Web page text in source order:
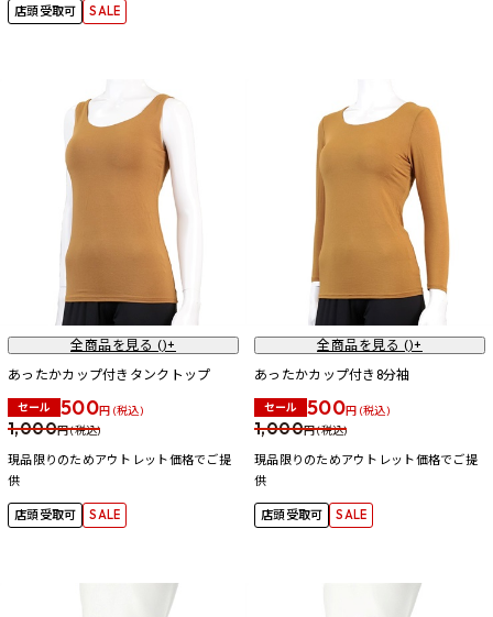
店頭受取可 SALE
全商品を見る ()+
あったかカップ付きタンクトップ
セール 500円 (税込)
1,000円 (税込)
現品限りのためアウトレット価格でご提
供
店頭受取可 SALE
全商品を見る ()+
あったかカップ付き8分袖
セール 500円 (税込)
1,000円 (税込)
現品限りのためアウトレット価格でご提
供
店頭受取可 SALE